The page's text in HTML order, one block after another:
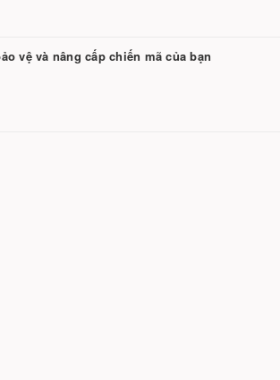
vệ và nâng cấp chiến mã của bạn